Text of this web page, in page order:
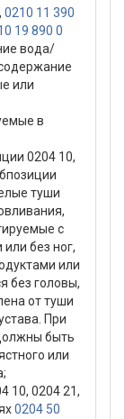
, 0210 11 390
19 890 0
вода/
или
в
0204 10,
туши
с
без ног,
или
без головы,
от туши
При
быть
или
10, 0204 21,
0204 50